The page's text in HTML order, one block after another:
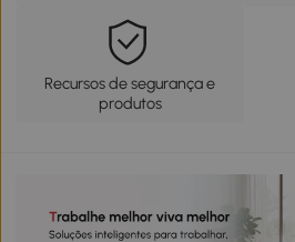
Recursos de segurança e
produtos